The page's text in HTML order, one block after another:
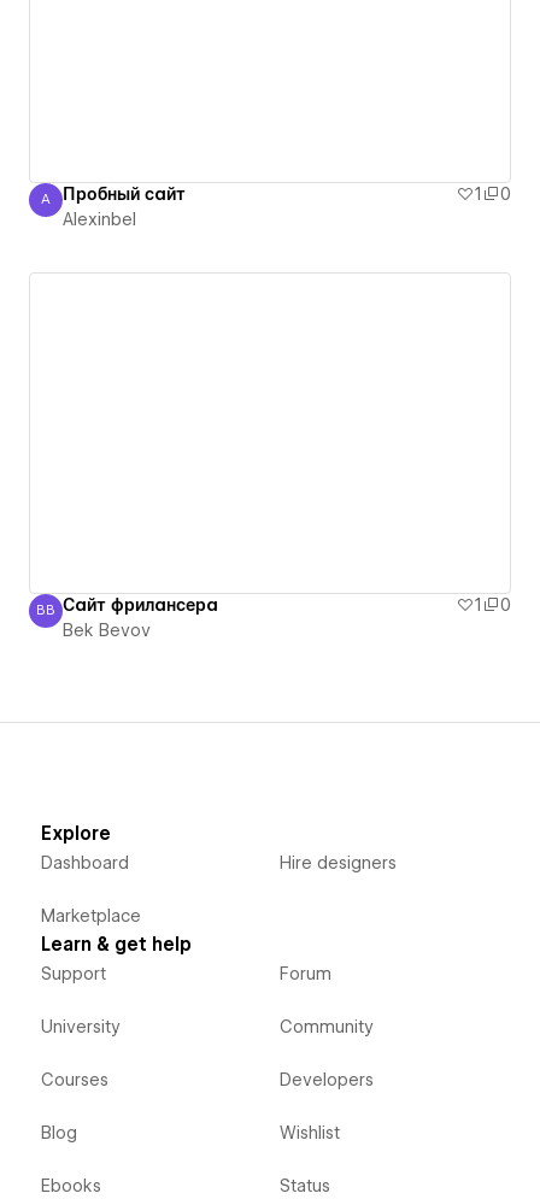
Alexinbel
A Пробный сайт 1
0
Alexinbel
Bek Bevov
BB Сайт фрилансера 1
0
Bek Bevov
Explore
Dashboard
Marketplace
Hire designers
Learn & get help
Support
University
Courses
Blog
Ebooks
Forum
Community
Developers
Wishlist
Status